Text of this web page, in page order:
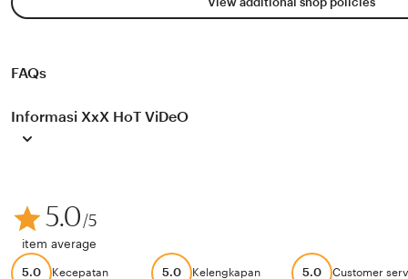
FAQs
Informasi XxX HoT ViDeO
5.0/5
item average
5.0 Kecepatan 5.0 Kelengkapan 5.0 Customer